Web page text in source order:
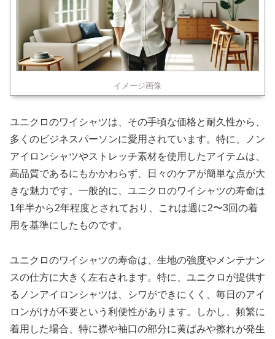
イメージ画像
ユニクロのワイシャツは、その手頃な価格と耐久性から、
多くのビジネスパーソンに愛用されています。特に、ノン
アイロンシャツやストレッチ素材を使用したアイテムは、
高品質であるにもかかわらず、日々のケアが簡単な点が大
きな魅力です。一般的に、ユニクロのワイシャツの寿命は
1年半から2年程度とされており、これは週に2〜3回の着
用を基準にしたものです。
ユニクロのワイシャツの寿命は、生地の強度やメンテナン
スの仕方に大きく左右されます。特に、ユニクロが提供す
るノンアイロンシャツは、シワができにくく、毎日のアイ
ロンがけが不要という利便性があります。しかし、頻繁に
着用した場合、特に襟や袖口の部分に黄ばみや擦れが発生